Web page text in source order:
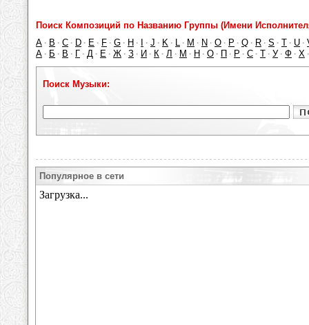
Поиск Композиций по Названию Группы (Имени
A · B · C · D · E · F · G · H · · J · K · L · M · N · O · P · Q · R · S · T · U ·
А · Б · В · Г · Д · Е · Ж · З · И · К · Л · М · Н · О · П · Р · С · Т · У · Ф · Х
Поиск Музыки:
Популярное в сети